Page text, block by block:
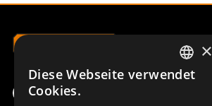
SWEDISH
×
Diese Webseite verwendet
Cookies.